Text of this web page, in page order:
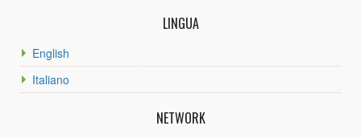
LINGUA
English
Italiano
NETWORK